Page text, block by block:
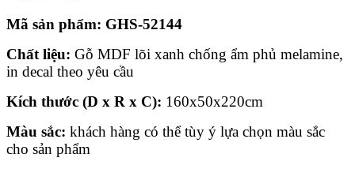
Mã sản phẩm: GHS-52144
Chất liệu: Gỗ MDF lõi xanh chống ẩm phủ melamine,
in decal theo yêu cầu
Kích thước (D x R x C): 160x50x220cm
Màu sắc: khách hàng có thể tùy ý lựa chọn màu sắc
cho sản phẩm